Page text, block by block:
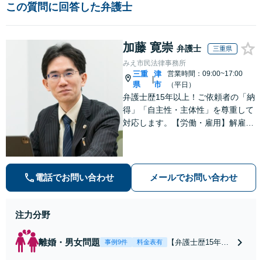
この質問に回答した弁護士
加藤 寛崇 弁護士 三重県
みえ市民法律事務所
三重
県
|
津
市
営業時間：09:00~17:00
（平日）
弁護士歴15年以上！ご依頼者の「納
得」「自主性・主体性」を尊重して
対応します。【労働・雇用】解雇や
電話でお問い合わせ メールでお問い合わせ
注力分野
離婚・男女問題 事例9件 料金表有
【弁護士歴15年以